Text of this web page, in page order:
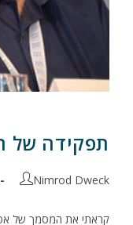
תפקידה של
מחבר:
Nimrod Dweck
קראתי את המסמך של